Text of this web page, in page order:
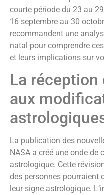
courte période du 23 au
16 septembre au 30
recommandent une
natal pour comprendre
et leurs implications sur
La
aux
La publication des
NASA a créé une onde
astrologique. Cette
des personnes pourraient
leur signe astrologique.